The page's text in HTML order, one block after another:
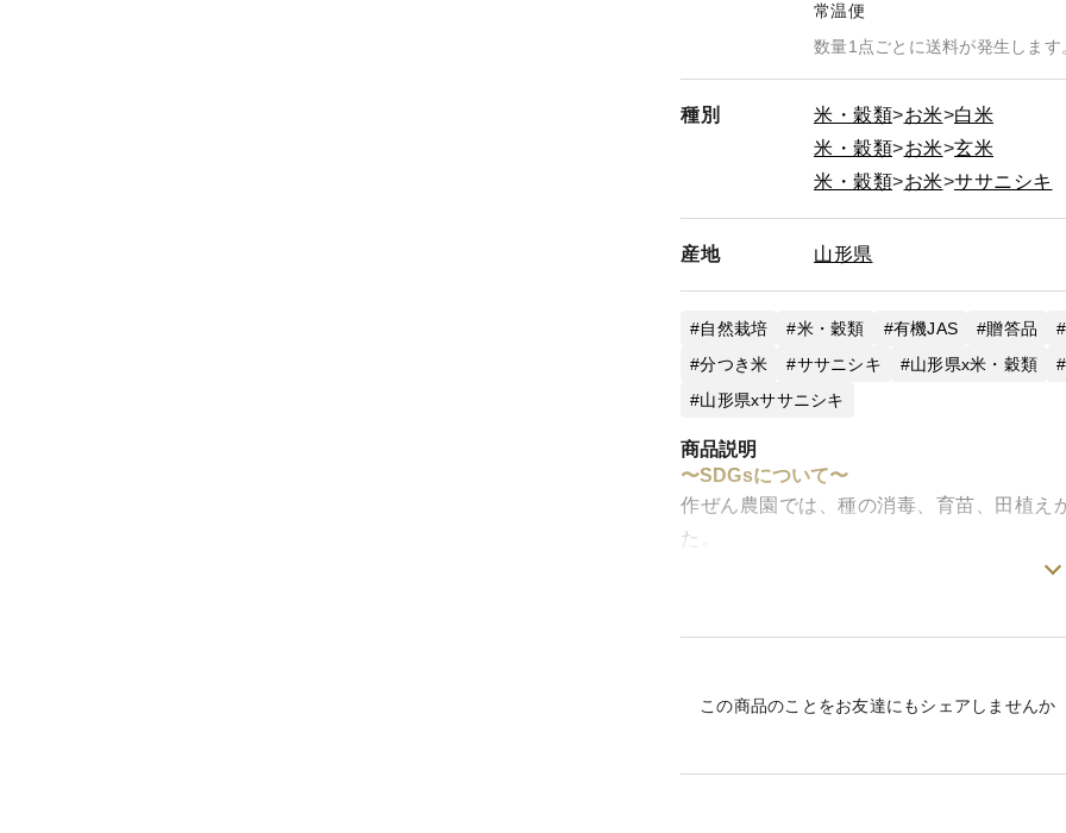
常温便
数量1点ごとに送料が発生します
種別 米・穀類 お米
白米
米・穀類
お米 玄米
米・穀類
お米 ササニシキ
産地 山形県
自然栽培 米・穀類 有機JAS 贈答品
分つき米
ササニシキ 山形県x米・穀類
山形県xササニシキ
商品説明
〜SDGsについて〜
作ぜん農園では、種の消毒、育苗、田植え
た。
また、化学肥料を一切使用しないので、
くしています。
自然栽培 米の旨みたっぷり
玄米 ２０kg(５kg×４袋)
この商品のことをお友達にもシェアしませんか